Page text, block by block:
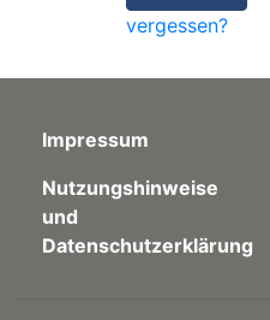
Paper
App
vergessen?
Impressum
Nutzungshinweise
und
Datenschutzerklärung